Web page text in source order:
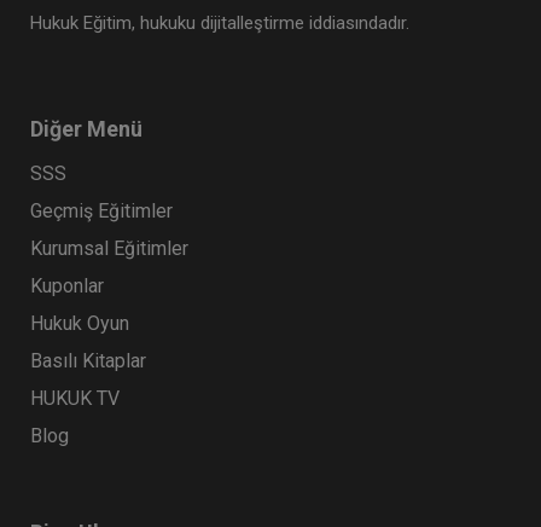
Hukuk Eğitim, hukuku dijitalleştirme iddiasındadır.
Diğer Menü
SSS
Geçmiş Eğitimler
Kurumsal Eğitimler
Kuponlar
Hukuk Oyun
Basılı Kitaplar
HUKUK TV
Blog